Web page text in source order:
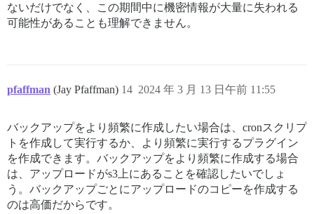
ないだけでなく、この期間中に機密情報が大量に失われる
可能性があることも理解できません。
pfaffman (Jay Pfaffman) 2024 年 3 月 13 日午前 11:55
14
バックアップをより頻繁に作成したい場合は、cronスクリプ
トを作成して実行するか、より頻繁に実行するプラグイン
を作成できます。バックアップをより頻繁に作成する場合
は、アップロードがs3上にあることを確認したいでしょ
う。バックアップごとにアップロードのコピーを作成する
のは高価だからです。